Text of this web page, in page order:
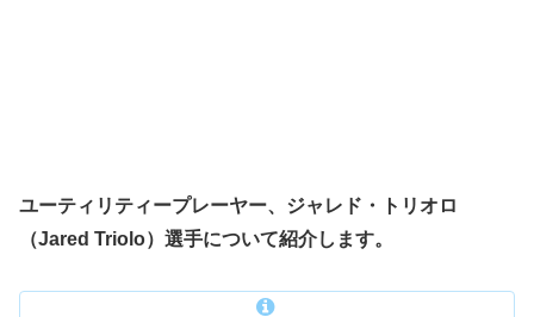
ユーティリティープレーヤー、ジャレド・トリオロ
（Jared Triolo）選手について紹介します。